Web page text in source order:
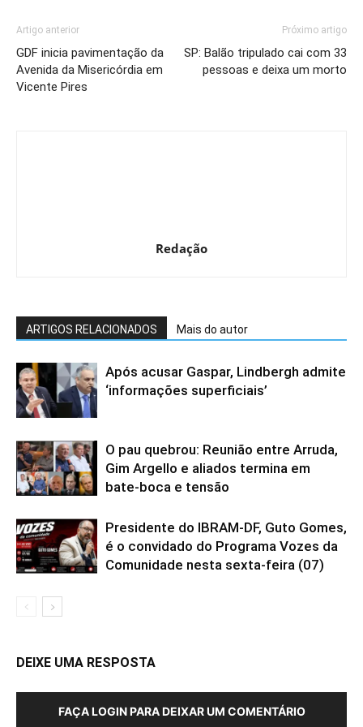
Artigo anterior
GDF inicia pavimentação da
Avenida da Misericórdia em
Vicente Pires
Próximo artigo
SP: Balão tripulado cai com 33
pessoas e deixa um morto
Redação
ARTIGOS RELACIONADOS Mais do autor
Após acusar Gaspar, Lindbergh admite
‘informações superficiais’
O pau quebrou: Reunião entre Arruda,
Gim Argello e aliados termina em
bate-boca e tensão
Presidente do IBRAM-DF, Guto Gomes,
é o convidado do Programa Vozes da
Comunidade nesta sexta-feira (07)
DEIXE UMA RESPOSTA
FAÇA LOGIN PARA DEIXAR UM COMENTÁRIO